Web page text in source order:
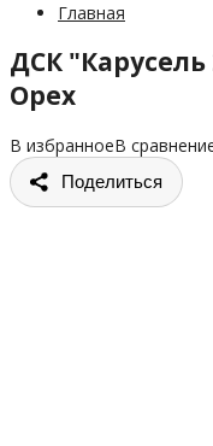
Главная
ДСК "Карусель
Орех
В избранноеВ
Поделиться